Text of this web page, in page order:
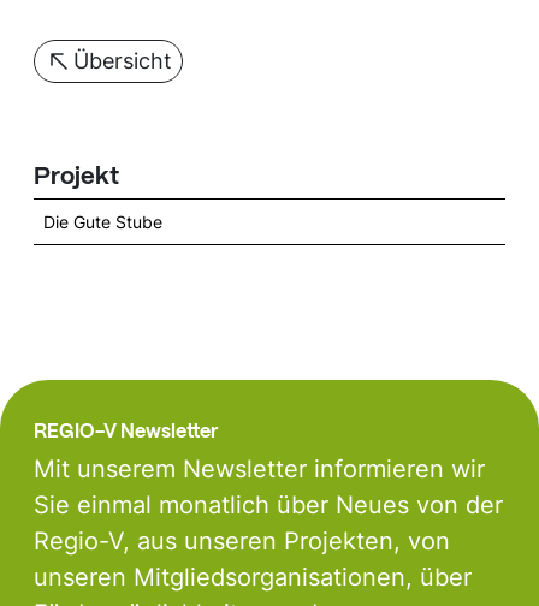
Projekt
Die Gute Stube
Übersicht
REGIO-V Newsletter
Mit unserem Newsletter informieren wir
Sie einmal monatlich über Neues von der
Regio-V, aus unseren Projekten, von
unseren Mitgliedsorganisationen, über